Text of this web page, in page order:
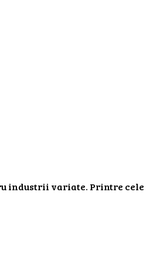
industrii variate. Printre cele